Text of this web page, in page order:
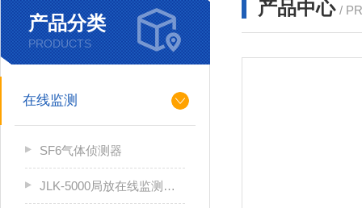
产品分类
PRODUCTS
在线监测
SF6气体侦测器
JLK-5000局放在线监测系统
产品中心 /